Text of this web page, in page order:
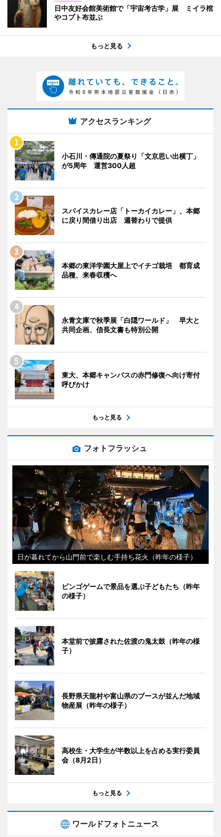
日中友好会館美術館で「宇宙考古学」展 ミイラ棺
やコプト布並ぶ
もっと見る
アクセスランキング
小石川・傳通院の夏祭り「文京思い出横丁」
が5周年 運営300人超
スパイスカレー店「トーカイカレー」、本郷
に戻り間借り出店 週替わりで提供
本郷の東洋学園大屋上でイチゴ栽培 都育成
品種、来春収穫へ
永青文庫で秋季展「白隠ワールド」 早大と
共同企画、信長文書も特別公開
東大、本郷キャンパスの赤門修復へ向け寄付
呼びかけ
もっと見る
フォトフラッシュ
日が暮れてから山門前で楽しむ手持ち花火（昨年の様子）
ビンゴゲームで景品を選ぶ子どもたち（昨年
の様子）
本堂前で披露された佐渡の鬼太鼓（昨年の様
子）
長野県天龍村や富山県のブースが並んだ地域
物産展（昨年の様子）
高校生・大学生が半数以上を占める実行委員
会（8月2日）
もっと見る
ワールドフォトニュース